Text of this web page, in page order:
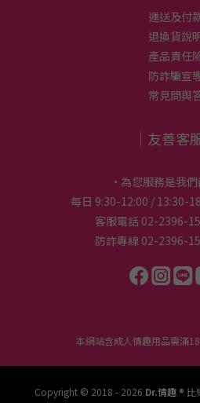
運送及付
退換貨說
產品責任
防詐騙宣
常見問與
｜友善客
•為您服務是我
每日 9:30-12:00 / 13:30-
客服電話 02-2396-
防詐專線 02-2396-
本網站含成人情趣用品需滿
Copyright © 2018 - 2026 Dr.情趣 ® 比